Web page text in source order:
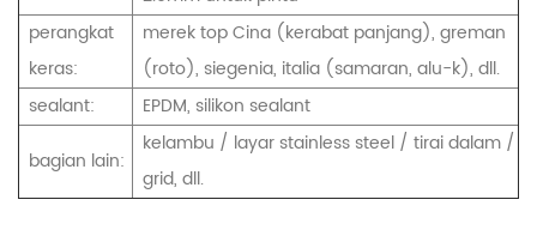
perangkat
keras:
merek top Cina (kerabat panjang), greman
(roto), siegenia, italia (samaran, alu-k), dll.
sealant:
EPDM, silikon sealant
bagian lain:
kelambu / layar stainless steel / tirai dalam /
grid, dll.